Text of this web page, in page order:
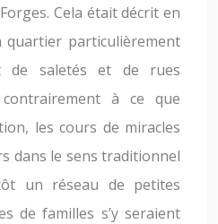
Cela était décrit en
quartier particulièrement
de saletés et de rues
à ce que
les cours de miracles
dans le sens traditionnel
un réseau de petites
de familles s’y seraient